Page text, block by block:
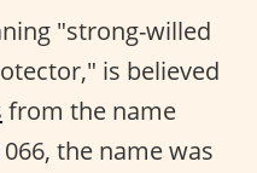
"strong-willed
is believed
from the name
the name was